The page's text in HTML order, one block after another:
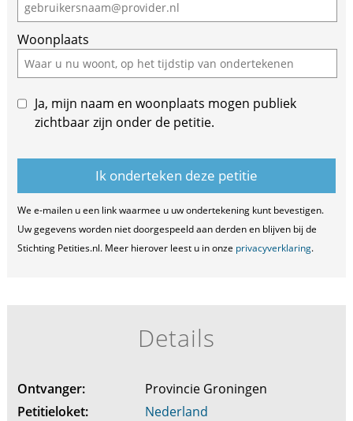
Woonplaats
Ja, mijn naam en woonplaats mogen publiek
zichtbaar zijn onder de petitie.
We e-mailen u een link waarmee u uw ondertekening kunt bevestigen.
Uw gegevens worden niet doorgespeeld aan derden en blijven bij de
Stichting Petities.nl. Meer hierover leest u in onze privacyverklaring.
Details
Ontvanger:
Provincie Groningen
Petitieloket:
Nederland